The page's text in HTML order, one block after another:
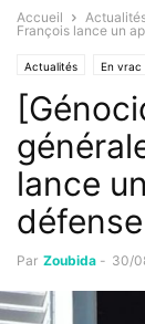
Accueil
François lance un
Actualités En vrac
lance
Par Zoubida - 30/